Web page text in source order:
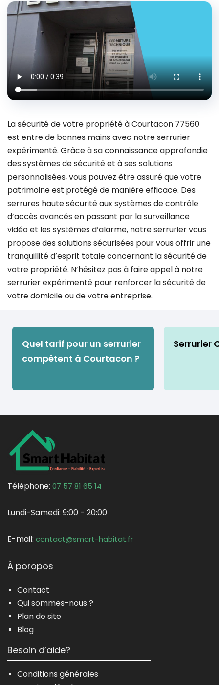
La sécurité de votre propriété à Courtacon 77560
est entre de bonnes mains avec notre serrurier
expérimenté. Grâce à sa connaissance approfondie
des systèmes de sécurité et à ses solutions
personnalisées, vous pouvez être assuré que votre
patrimoine est protégé de manière efficace. Des
serrures haute sécurité aux systèmes de contrôle
d’accès avancés en passant par la surveillance
vidéo et les systèmes d’alarme, notre serrurier vous
propose des solutions sécurisées pour vous offrir une
tranquillité d’esprit totale concernant la sécurité de
votre propriété. N’hésitez pas à faire appel à notre
serrurier expérimenté pour renforcer la sécurité de
votre domicile ou de votre entreprise.
Quel tarif pour un serrurier
compétent à Courtacon ?
Serrurier
Téléphone: 07 57 81 65 14
Lundi-Samedi: 9:00 - 20:00
E-mail: contact@smart-habitat.fr
À poropos
Contact
Qui sommes-nous ?
Plan de site
Blog
Besoin d’aide?
Conditions générales